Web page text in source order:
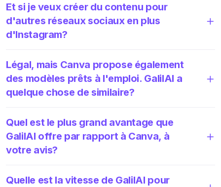
Et si je veux créer du contenu pour
d'autres réseaux sociaux en plus
d'Instagram?
Légal, mais Canva propose également
des modèles prêts à l'emploi. GalilAI a
quelque chose de similaire?
Quel est le plus grand avantage que
GalilAI offre par rapport à Canva, à
votre avis?
Quelle est la vitesse de GalilAI pour